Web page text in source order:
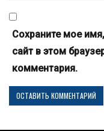
Сохраните мое
сайт в этом
комментария.